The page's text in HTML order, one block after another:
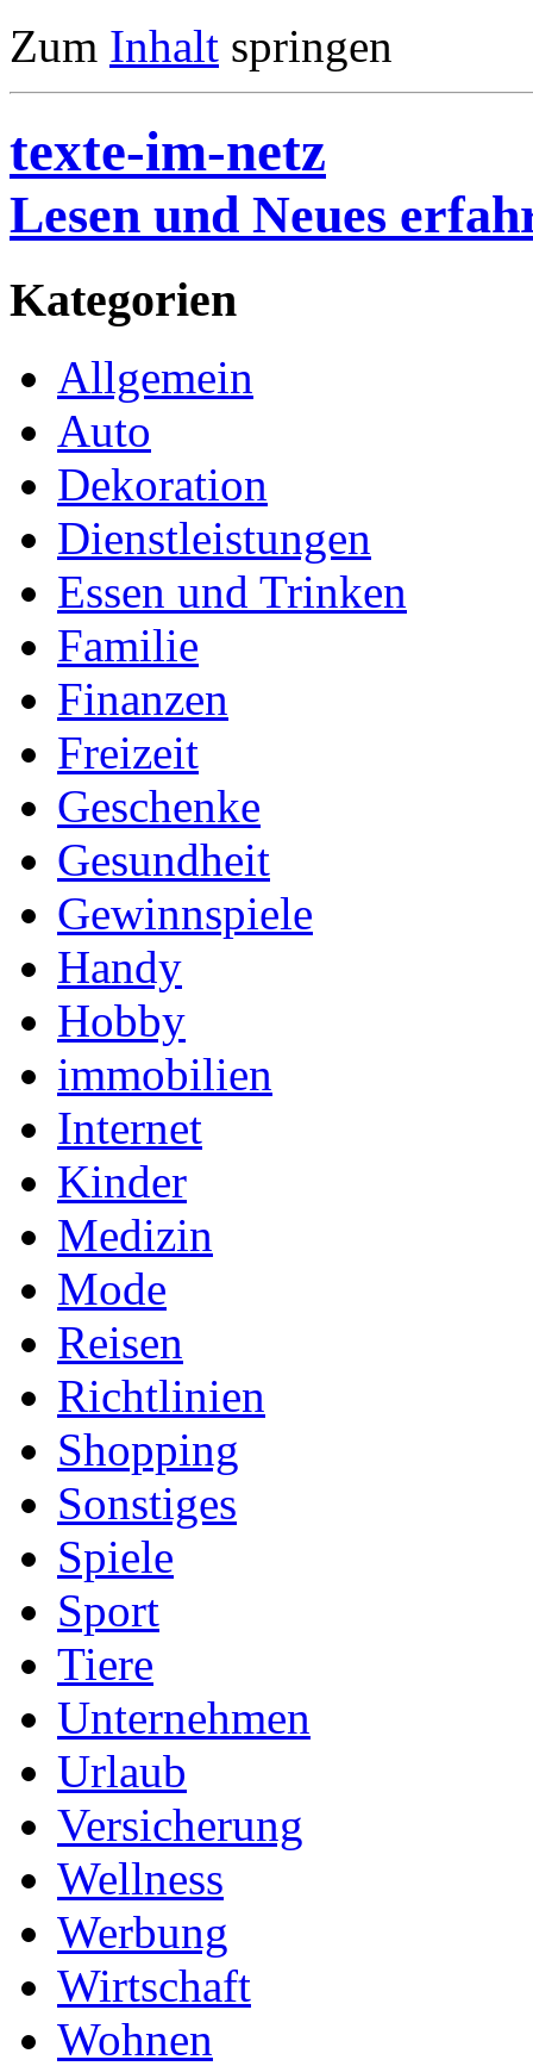
Zum Inhalt springen
texte-im-netz
Lesen und Neues
Kategorien
Allgemein
Auto
Dekoration
Dienstleistungen
Essen und Trinken
Familie
Finanzen
Freizeit
Geschenke
Gesundheit
Gewinnspiele
Handy
Hobby
immobilien
Internet
Kinder
Medizin
Mode
Reisen
Richtlinien
Shopping
Sonstiges
Spiele
Sport
Tiere
Unternehmen
Urlaub
Versicherung
Wellness
Werbung
Wirtschaft
Wohnen